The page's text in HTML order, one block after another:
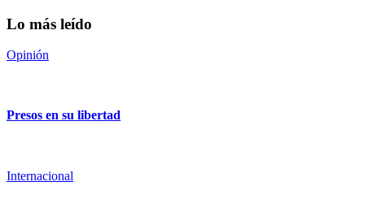
Lo más leído
Opinión
Presos en su libertad
Internacional